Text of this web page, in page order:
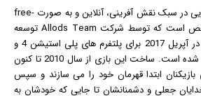
ویدئویی در سبک نقش آفرینی، آنلاین و به صورت free-
to-play و با دید سوم شخص است که توسط شرکت Allods Team توسعه
یافته و به وسیله My.com در آپریل 2017 برای پلتفرم های پلی استیشن 4 و
منتشر شده است. ساخت این بازی از سال 2010 تا کنون
ابتدا قهرمان خود را می سازند و سپس
جعلی و دشمنانشان تا جایی که خودشان به